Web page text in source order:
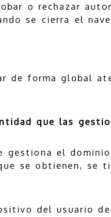
o rechazar
se cierra el
de forma global
que las
gestiona el
se obtienen, se
del usuario